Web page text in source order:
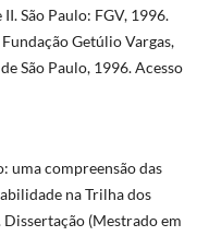
São Paulo: FGV, 1996.
Getúlio Vargas,
São Paulo, 1996. Acesso
uma compreensão das
na Trilha dos
Dissertação (Mestrado em